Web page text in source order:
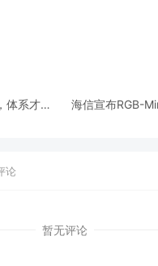
体系才能
海信宣布RGB-
论
暂无评论